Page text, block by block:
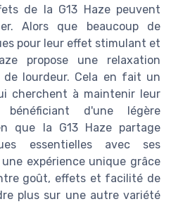
de la G13 Haze peuvent
Alors que beaucoup de
pour leur effet stimulant et
propose une relaxation
de lourdeur. Cela en fait un
cherchent à maintenir leur
d'une légère
que la G13 Haze partage
essentielles avec ses
expérience unique grâce
goût, effets et facilité de
plus sur une autre variété